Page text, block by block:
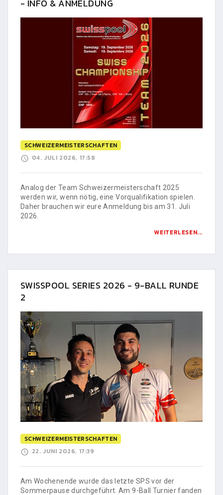
- INFO & ANMELDUNG
SCHWEIZERMEISTERSCHAFTEN
04. JULI 2026, 17:58
Analog der Team Schweizermeisterschaft 2025
werden wir, wenn nötig, eine Vorqualifikation spielen.
Daher brauchen wir eure Anmeldung bis am 31. Juli
2026.
WEITERLESEN...
SWISSPOOL SERIES 2026 - 9-BALL RUNDE
2
SCHWEIZERMEISTERSCHAFTEN
22. JUNI 2026, 17:39
Am Wochenende wurde das letzte SPS vor der
Sommerpause durchgeführt. Am 9-Ball Turnier fanden